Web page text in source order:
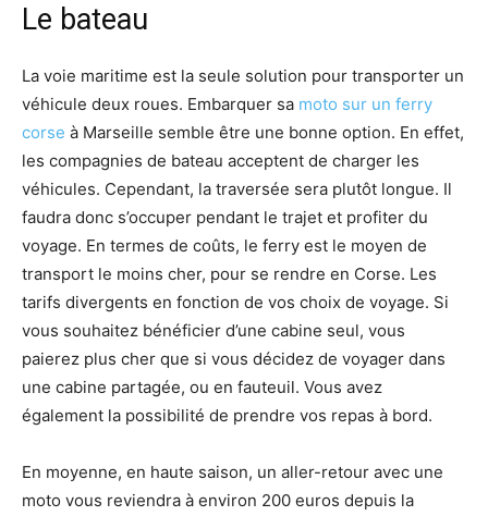
Le bateau
La voie maritime est la seule solution pour transporter un
véhicule deux roues. Embarquer sa moto sur un ferry
corse à Marseille semble être une bonne option. En effet,
les compagnies de bateau acceptent de charger les
véhicules. Cependant, la traversée sera plutôt longue. Il
faudra donc s’occuper pendant le trajet et profiter du
voyage. En termes de coûts, le ferry est le moyen de
transport le moins cher, pour se rendre en Corse. Les
tarifs divergents en fonction de vos choix de voyage. Si
vous souhaitez bénéficier d’une cabine seul, vous
paierez plus cher que si vous décidez de voyager dans
une cabine partagée, ou en fauteuil. Vous avez
également la possibilité de prendre vos repas à bord.
En moyenne, en haute saison, un aller-retour avec une
moto vous reviendra à environ 200 euros depuis la